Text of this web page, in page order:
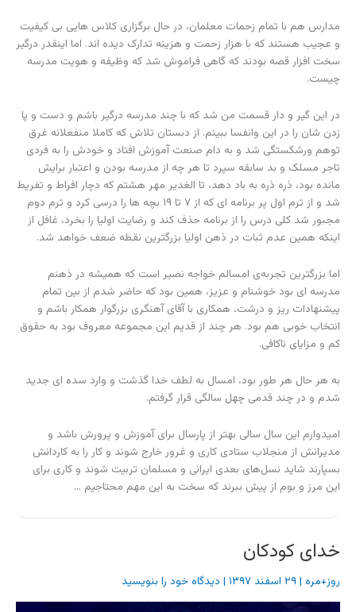
مدارس هم با تمام زحمات معلمان، در حال برگزاری کلاس هایی بی کیفیت
و عجیب هستند که با هزار زحمت و هزینه تدارک دیده اند. اما اینقدر درگیر
سخت افزار قصه بودند که گاهی فراموش شد که وظیفه و هویت مدرسه
چیست.
در این گیر و دار قسمت من شد که با چند مدرسه درگیر باشم و دست و پا
زدن شان را در این وانفسا ببینم. از دبستان تلاش که کاملا منفعلانه غرق
توهم ورشکستگی شد و به دام صنعت آموزش افتاد و خودش را به فردی
تاجر مسلک و بد سابقه سپرد تا هر چه از مدرسه بودن و اعتبار برایش
مانده بود، ذره ذره به باد دهد، تا الغدیر مهر هشتم که دچار افراط و تفریط
شد و از ترم اول پر برنامه ای که از ۷ تا ۱۹ بچه ها را درسی کرد و ترم دوم
مجبور شد کلی درس را از برنامه حذف کند و رضایت اولیا را بخرد، غافل از
اینکه همین عدم ثبات در ذهن اولیا بزرگترین نقطه ضعف خواهد شد.
اما بزرگترین تجربه‌ی امسالم خواجه نصیر است که همیشه در ذهنم
مدرسه ای بود خوشنام و عزیز، همین بود که حاضر شدم از بین تمام
پیشنهادات ریز و درشت، همکاری با آقای آهنگری بزرگوار همکار باشم و
انتخاب خوبی هم بود. هر چند از قدیم این مجموعه معروف بود به حقوق
کم و مزایای ناکافی.
به هر حال هر طور بود، امسال به لطف خدا گذشت و وارد سده ای جدید
شدم و در چند قدمی چهل سالگی قرار گرفتم.
امیدوارم این سال سالی بهتر از پارسال برای آموزش و پرورش باشد و
مدیرانش از منجلاب ستادی کاری و غرور خارج شوند و کار را به کاردانش
بسپارند شاید نسل‌های بعدی ایرانی و مسلمان تربیت شوند و کاری برای
این مرز و بوم از پیش ببرند که سخت به این مهم محتاجیم …
خدای کودکان
روز+مره | ۲۹ اسفند ۱۳۹۷ | دیدگاه‌ خود را بنویسید